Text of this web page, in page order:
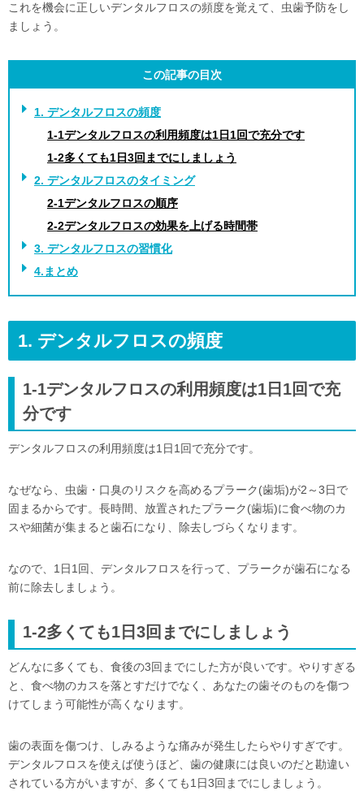
これを機会に正しいデンタルフロスの頻度を覚えて、虫歯予防をし
ましょう。
この記事の目次
1. デンタルフロスの頻度
1-1デンタルフロスの利用頻度は1日1回で充分です
1-2多くても1日3回までにしましょう
2. デンタルフロスのタイミング
2-1デンタルフロスの順序
2-2デンタルフロスの効果を上げる時間帯
3. デンタルフロスの習慣化
4.まとめ
1. デンタルフロスの頻度
1-1デンタルフロスの利用頻度は1日1回で充
分です
デンタルフロスの利用頻度は1日1回で充分です。
なぜなら、虫歯・口臭のリスクを高めるプラーク(歯垢)が2～3日で
固まるからです。長時間、放置されたプラーク(歯垢)に食べ物のカ
スや細菌が集まると歯石になり、除去しづらくなります。
なので、1日1回、デンタルフロスを行って、プラークが歯石になる
前に除去しましょう。
1-2多くても1日3回までにしましょう
どんなに多くても、食後の3回までにした方が良いです。やりすぎる
と、食べ物のカスを落とすだけでなく、あなたの歯そのものを傷つ
けてしまう可能性が高くなります。
歯の表面を傷つけ、しみるような痛みが発生したらやりすぎです。
デンタルフロスを使えば使うほど、歯の健康には良いのだと勘違い
されている方がいますが、多くても1日3回までにしましょう。